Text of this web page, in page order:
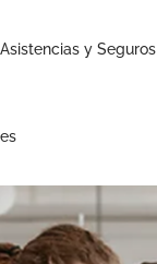
Asistencias y Seguros